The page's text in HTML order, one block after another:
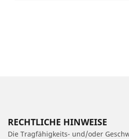
RECHTLICHE HINWEISE
Die Tragfähigkeits- und/oder